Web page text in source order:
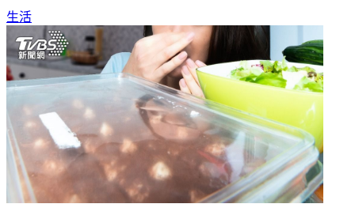
生活